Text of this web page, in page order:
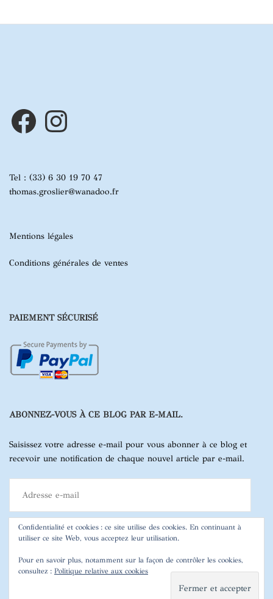
Facebook Instagram
Tel : (33) 6 30 19 70 47
thomas.groslier@wanadoo.fr
Mentions légales
Conditions générales de ventes
PAIEMENT SÉCURISÉ
ABONNEZ-VOUS À CE BLOG PAR E-MAIL.
Saisissez votre adresse e-mail pour vous abonner à ce blog et
recevoir une notification de chaque nouvel article par e-mail.
mail
ABONNEZ-VOUS
ABONNEZ-VOUS
Confidentialité et cookies : ce site utilise des cookies. En continuant à
utiliser ce site Web, vous acceptez leur utilisation.
Pour en savoir plus, notamment sur la façon de contrôler les cookies,
consultez : Politique relative aux cookies